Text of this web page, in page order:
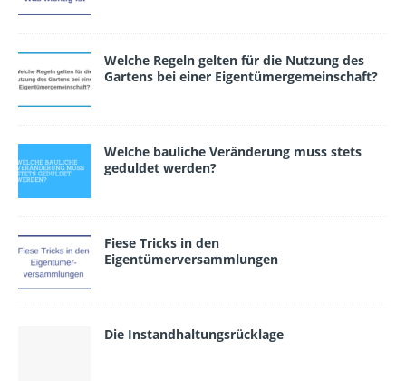
Wel­che Regeln gelten für die Nutzung des
Gartens bei einer Eigentümergemeinschaft?
Welche bauliche Veränderung muss stets
geduldet werden?
Fiese Tricks in den
Eigentümerversammlungen
Die Instandhaltungsrücklage